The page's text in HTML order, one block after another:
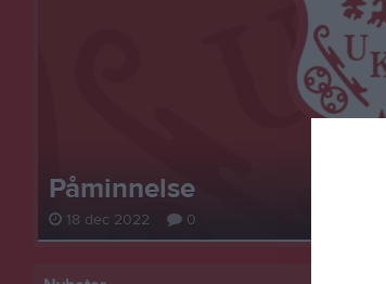
Påminnelse
18 dec 2022 0